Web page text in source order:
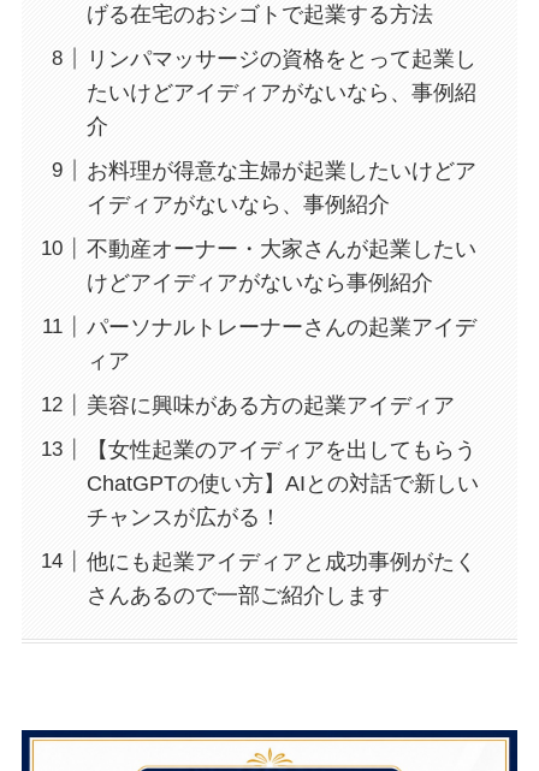
げる在宅のおシゴトで起業する方法
リンパマッサージの資格をとって起業し
たいけどアイディアがないなら、事例紹
介
お料理が得意な主婦が起業したいけどア
イディアがないなら、事例紹介
不動産オーナー・大家さんが起業したい
けどアイディアがないなら事例紹介
パーソナルトレーナーさんの起業アイデ
ィア
美容に興味がある方の起業アイディア
【女性起業のアイディアを出してもらう
ChatGPTの使い方】AIとの対話で新しい
チャンスが広がる！
他にも起業アイディアと成功事例がたく
さんあるので一部ご紹介します